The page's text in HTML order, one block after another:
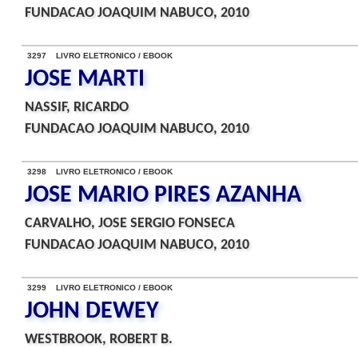
FUNDACAO JOAQUIM NABUCO, 2010
3297 LIVRO ELETRONICO / EBOOK
JOSE MARTI
NASSIF, RICARDO
FUNDACAO JOAQUIM NABUCO, 2010
3298 LIVRO ELETRONICO / EBOOK
JOSE MARIO PIRES AZANHA
CARVALHO, JOSE SERGIO FONSECA
FUNDACAO JOAQUIM NABUCO, 2010
3299 LIVRO ELETRONICO / EBOOK
JOHN DEWEY
WESTBROOK, ROBERT B.